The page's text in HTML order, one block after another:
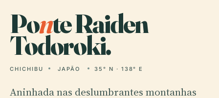
Ponte Raiden
Todoroki.
CHICHIBU JAPÃO 35° N · 138° E
Aninhada nas deslumbrantes montanhas